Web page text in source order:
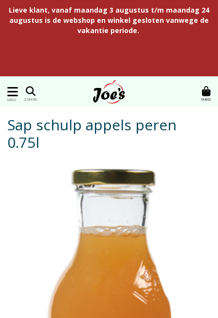
Lieve klant, vanaf maandag 3 augustus t/m maandag 24
augustus is de webshop en winkel gesloten vanwege de
vakantie periode.
MENU ZOEKEN MAND
Sap schulp appels peren
0.75l